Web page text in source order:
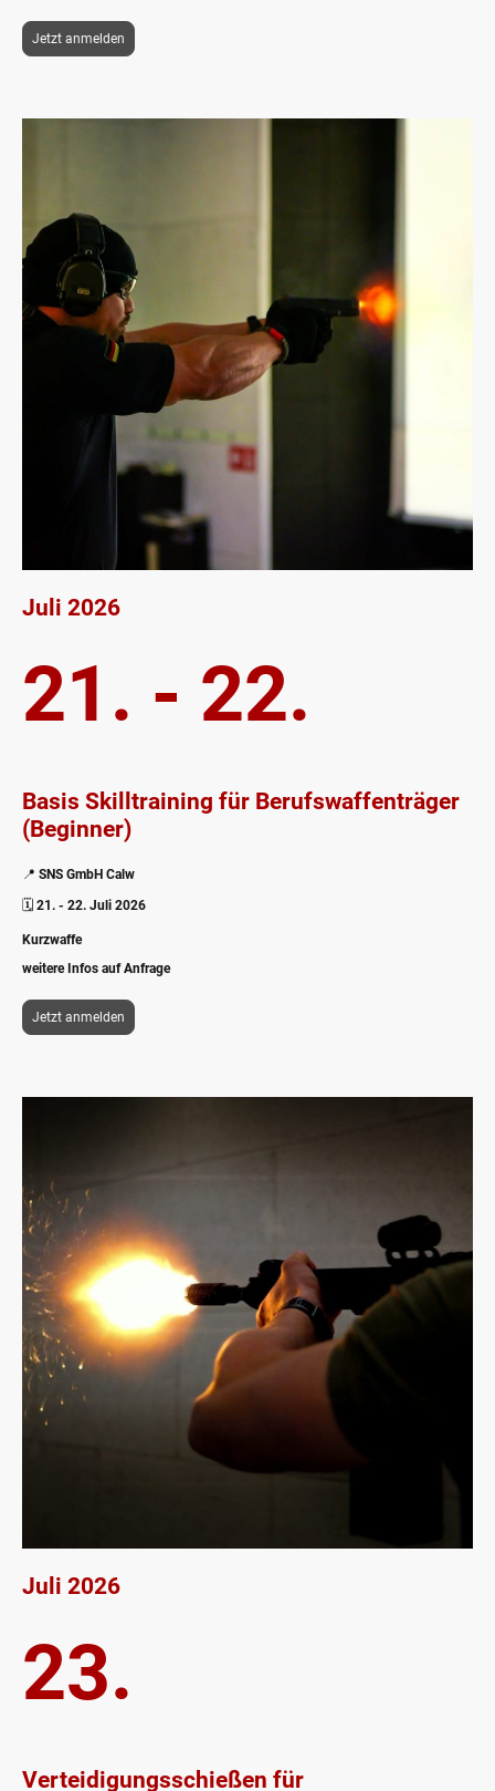
Jetzt anmelden
Juli 2026
21. - 22.
Basis Skilltraining für Berufswaffenträger
(Beginner)
📍 SNS GmbH Calw
🗓️ 21. - 22. Juli 2026
Kurzwaffe
weitere Infos auf Anfrage
Jetzt anmelden
Juli 2026
23.
Verteidigungsschießen für